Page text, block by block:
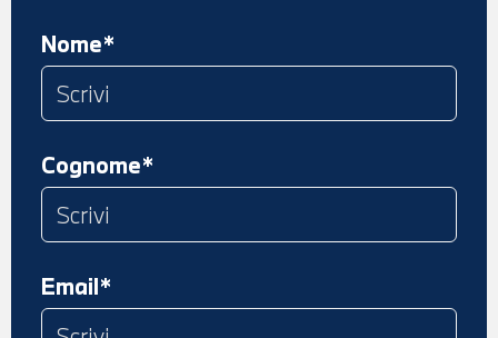
Nome*
Cognome*
Email*